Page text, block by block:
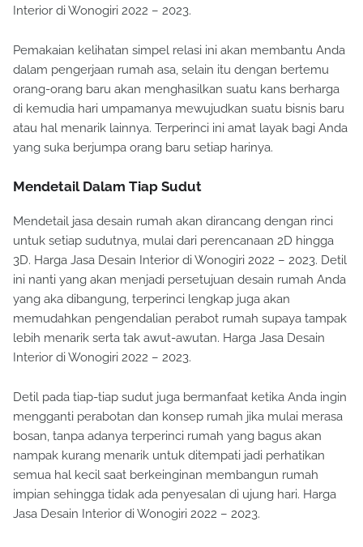
Interior di Wonogiri 2022 – 2023.
Pemakaian kelihatan simpel relasi ini akan membantu Anda
dalam pengerjaan rumah asa, selain itu dengan bertemu
orang-orang baru akan menghasilkan suatu kans berharga
di kemudia hari umpamanya mewujudkan suatu bisnis baru
atau hal menarik lainnya. Terperinci ini amat layak bagi Anda
yang suka berjumpa orang baru setiap harinya.
Mendetail Dalam Tiap Sudut
Mendetail jasa desain rumah akan dirancang dengan rinci
untuk setiap sudutnya, mulai dari perencanaan 2D hingga
3D. Harga Jasa Desain Interior di Wonogiri 2022 – 2023. Detil
ini nanti yang akan menjadi persetujuan desain rumah Anda
yang aka dibangung, terperinci lengkap juga akan
memudahkan pengendalian perabot rumah supaya tampak
lebih menarik serta tak awut-awutan. Harga Jasa Desain
Interior di Wonogiri 2022 – 2023.
Detil pada tiap-tiap sudut juga bermanfaat ketika Anda ingin
mengganti perabotan dan konsep rumah jika mulai merasa
bosan, tanpa adanya terperinci rumah yang bagus akan
nampak kurang menarik untuk ditempati jadi perhatikan
semua hal kecil saat berkeinginan membangun rumah
impian sehingga tidak ada penyesalan di ujung hari. Harga
Jasa Desain Interior di Wonogiri 2022 – 2023.